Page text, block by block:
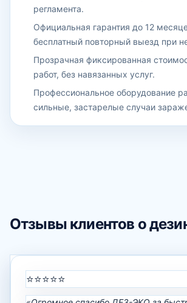
регламента.
Официальная гарантия до 12
бесплатный повторный выезд при
Прозрачная фиксированная
работ, без навязанных услуг.
Профессиональное оборудование
сильные, застарелые случаи
Отзывы клиентов о
⭐⭐⭐⭐⭐